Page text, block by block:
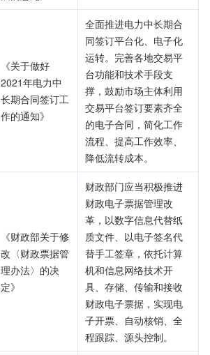
《关于做好
2021年电力中
长期合同签订工
作的通知》
全面推进电力中长期合
同签订平台化、电子化
运转。完善各地交易平
台功能和技术手段支
撑，鼓励市场主体利用
交易平台签订要素齐全
的电子合同，简化工作
流程、提高工作效率、
降低流转成本。
《财政部关于修
改〈财政票据管
理办法〉的决
定》
财政部门应当积极推进
财政电子票据管理改
革，以数字信息代替纸
质文件、以电子签名代
替手工签章，依托计算
机和信息网络技术开
具、存储、传输和接收
财政电子票据，实现电
子开票、自动核销、全
程跟踪、源头控制。